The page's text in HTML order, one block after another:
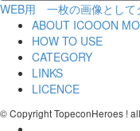
WEB用 一枚の画像として
ABOUT ICOOON
HOW TO USE
CATEGORY
LINKS
LICENCE
© Copyright TopeconHeroes !